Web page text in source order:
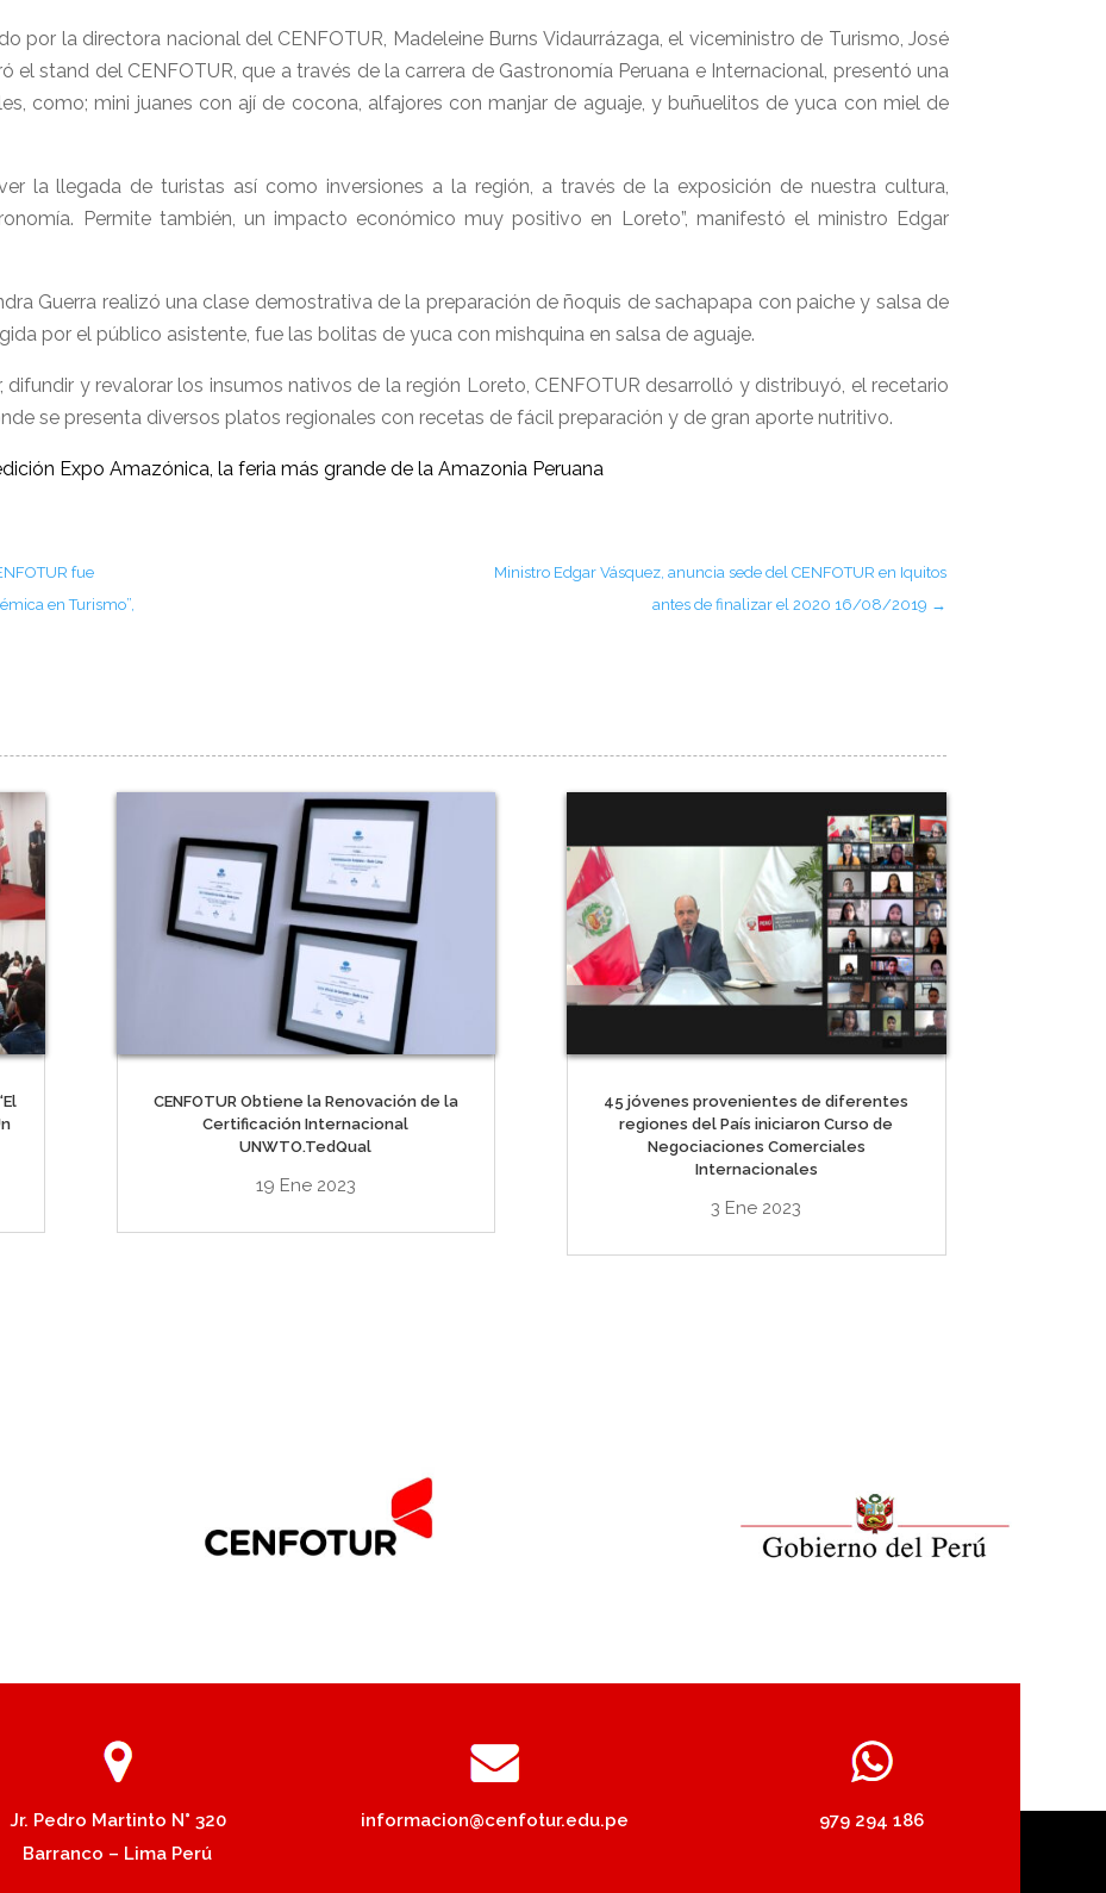
por la directora nacional del CENFOTUR, Madeleine Burns Vidaurrázaga, el viceministro de Turismo, José
el stand del CENFOTUR, que a través de la carrera de Gastronomía Peruana e Internacional, presentó una
como; mini juanes con ají de cocona, alfajores con manjar de aguaje, y buñuelitos de yuca con miel de
la llegada de turistas así como inversiones a la región, a través de la exposición de nuestra cultura,
Permite también, un impacto económico muy positivo en Loreto”, manifestó el ministro Edgar
Guerra realizó una clase demostrativa de la preparación de ñoquis de sachapapa con paiche y salsa de
por el público asistente, fue las bolitas de yuca con mishquina en salsa de aguaje.
y revalorar los insumos nativos de la región Loreto, CENFOTUR desarrolló y distribuyó, el recetario
se presenta diversos platos regionales con recetas de fácil preparación y de gran aporte nutritivo.
fue
en Turismo”,
Ministro Edgar Vásquez, anuncia sede del CENFOTUR en Iquitos
antes de finalizar el 2020 16/08/2019 →
CENFOTUR Obtiene la Renovación de la
Certificación Internacional
UNWTO.TedQual
19 Ene 2023
45 jóvenes provenientes de diferentes
regiones del País iniciaron Curso de
Negociaciones Comerciales
Internacionales
3 Ene 2023
Jr. Pedro Martinto N° 320
Barranco – Lima Perú
informacion@cenfotur.edu.pe 979 294 186